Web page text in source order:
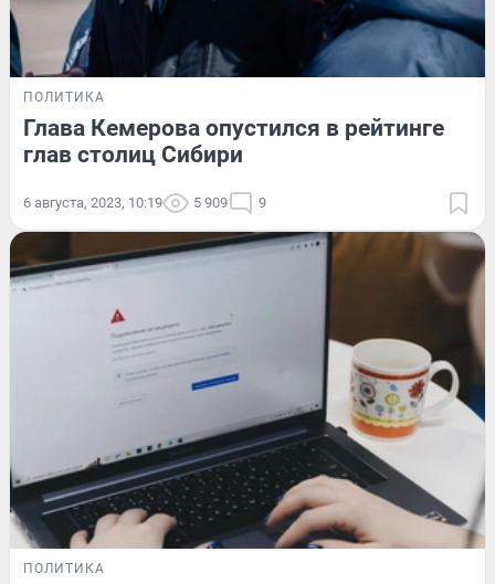
ПОЛИТИКА
Глава Кемерова опустился в рейтинге
глав столиц Сибири
6 августа, 2023, 10:19 5 909 9
ПОЛИТИКА